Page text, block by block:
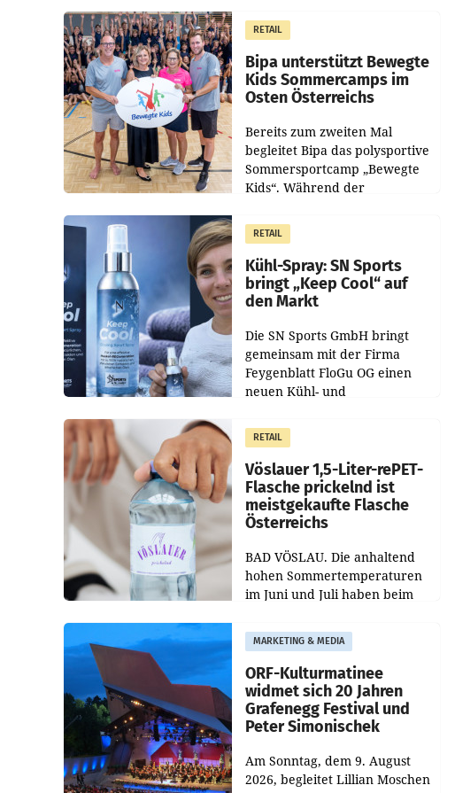
im Justizministerium, Christian
Pilnacek, auf sensible
RETAIL
Bipa unterstützt Bewegte
Kids Sommercamps im
Osten Österreichs
Bereits zum zweiten Mal
begleitet Bipa das polysportive
Sommersportcamp „Bewegte
Kids“. Während der
Juli und August versorgt das
Unternehmen Kinder sowie
RETAIL
Kühl-Spray: SN Sports
bringt „Keep Cool“ auf
den Markt
Die SN Sports GmbH bringt
gemeinsam mit der Firma
Feygenblatt FloGu OG einen
neuen Kühl- und
Markt. Das Produkt namens
„Keep Cool“ ist zu 100 Prozent
RETAIL
Vöslauer 1,5-Liter-rePET-
Flasche prickelnd ist
meistgekaufte Flasche
Österreichs
BAD VÖSLAU. Die anhaltend
hohen Sommertemperaturen
im Juni und Juli haben beim
Getränkehersteller Vöslauer zu
deutlichen Absatzzuwächsen
geführt. Während
MARKETING & MEDIA
ORF-Kulturmatinee
widmet sich 20 Jahren
Grafenegg Festival und
Peter Simonischek
Am Sonntag, dem 9. August
2026, begleitet Lillian Moschen